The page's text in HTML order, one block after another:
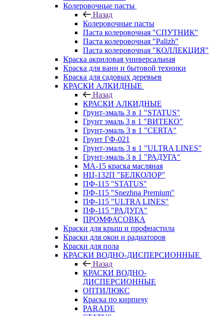
Колеровочные пасты
Назад
Колеровочные пасты
Паста колеровочная "СПУТНИК"
Паста колеровочная "Palizh"
Паста колеровочная "КОЛЛЕКЦИЯ"
Краска акриловая универсальная
Краска для ванн и бытовой техники
Краска для садовых деревьев
КРАСКИ АЛКИДНЫЕ
Назад
КРАСКИ АЛКИДНЫЕ
Грунт-эмаль 3 в 1 "STATUS"
Грунт эмаль 3 в 1 "ВИТЕКО"
Грунт-эмаль 3 в 1 "CERTA"
Грунт ГФ-021
Грунт-эмаль 3 в 1 "ULTRA LINES"
Грунт-эмаль 3 в 1 "РАДУГА"
МА-15 краска масляная
НЦ-132П "БЕЛКОЛОР"
ПФ-115 "STATUS"
ПФ-115 "Snezhna Premium"
ПФ-115 "ULTRA LINES"
ПФ-115 "РАДУГА"
ПРОМФАСОВКА
Краски для крыш и профнастила
Краски для окон и радиаторов
Краски для пола
КРАСКИ ВОДНО-ДИСПЕРСИОННЫЕ
Назад
КРАСКИ ВОДНО-
ДИСПЕРСИОННЫЕ
ОПТИЛЮКС
Краска по кирпичу
PARADE